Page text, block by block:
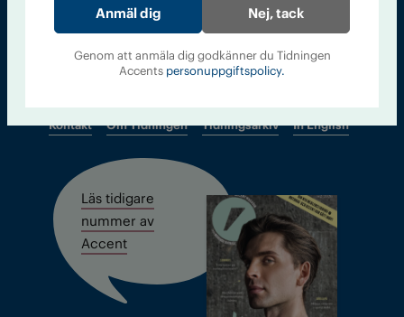
Chefredaktör och ansvarig utgivare: Barbro Janson Lundkvist,
barbro@a4.se.
Kontakt Om Tidningen Tidningsarkiv In English
Läs tidigare
nummer av
Accent
Nej, tack
Genom att anmäla dig godkänner du Tidningen
Accents personuppgiftspolicy.